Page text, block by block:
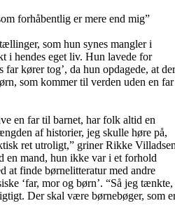
forhåbentlig er mere end mig”
som hun synes mangler i
i hendes eget liv. Hun lavede for
far kører tog’, da hun opdagede, at der
som kommer til verden uden en
en far til barnet, har folk altid en
af historier, jeg skulle høre på,
ret utroligt,” griner Rikke
en mand, hun ikke var i et forhold
at finde børnelitteratur med andre
‘far, mor og børn’. “Så jeg tænkte,
Der skal være børnebøger, som